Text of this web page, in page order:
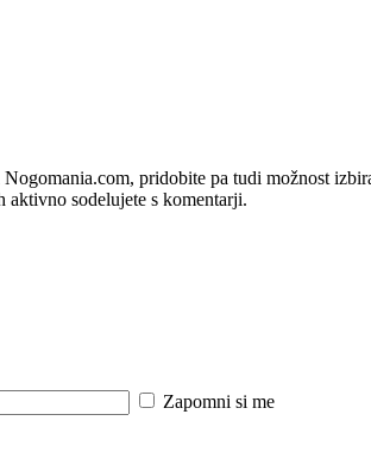
pridobite pa tudi možnost
aktivno sodelujete s komentarji.
Zapomni si me